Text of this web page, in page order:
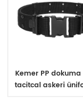
Kemer PP
tacitcal askeri